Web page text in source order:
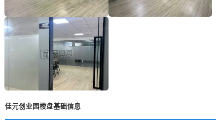
佳元创业园楼盘基础信息